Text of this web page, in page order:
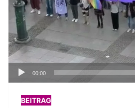
Audio-
00:00
BEITRAG